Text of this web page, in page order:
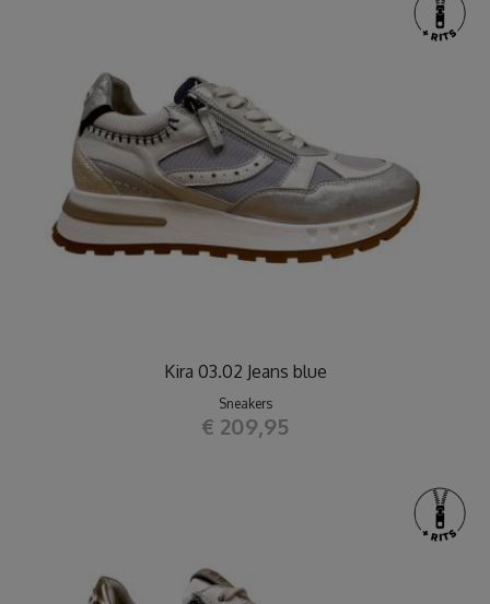
Kira 03.02 Jeans blue
Sneakers
€ 209,95